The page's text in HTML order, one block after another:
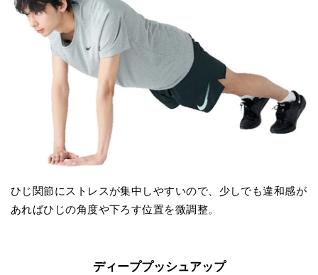
ひじ関節にストレスが集中しやすいので、少しでも違和感が
あればひじの角度や下ろす位置を微調整。
ディーププッシュアップ